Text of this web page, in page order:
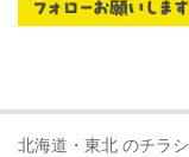
北海道・東北 のチラシ